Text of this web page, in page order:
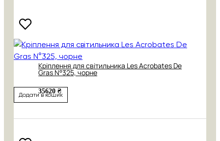
Кріплення для світильника Les Acrobates De
Gras N°325, чорне
35620 ₴
Додати в кошик